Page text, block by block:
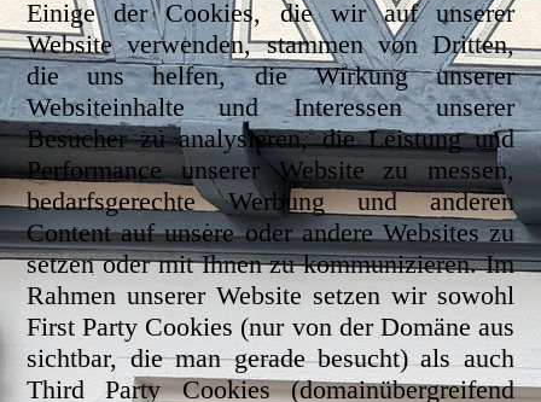
Einige der Cookies, die wir auf unserer
Website verwenden, stammen von Dritten,
die uns helfen, die Wirkung unserer
Websiteinhalte und Interessen unserer
Besucher zu analysieren, die Leistung und
Performance unserer Website zu messen,
bedarfsgerechte Werbung und anderen
Content auf unsere oder andere Websites zu
setzen oder mit Ihnen zu kommunizieren. Im
Rahmen unserer Website setzen wir sowohl
First Party Cookies (nur von der Domäne aus
sichtbar, die man gerade besucht) als auch
Third Party Cookies (domainübergreifend